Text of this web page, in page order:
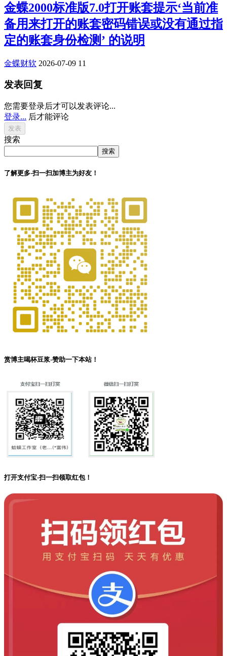
金蝶2000标准版7.0打开账套提示‘当前准
备用来打开的账套密码错误或没有通过指
定的账套身份检测’ 的说明
金蝶财软 2026-07-09 11
发表回复
您需要登录后才可以发表评论...
登录... 后才能评论
搜索
搜索
了解更多-扫一扫加博主为好友！
赏博主喝杯豆浆-赞助一下本站！
打开支付宝-扫一扫领取红包！